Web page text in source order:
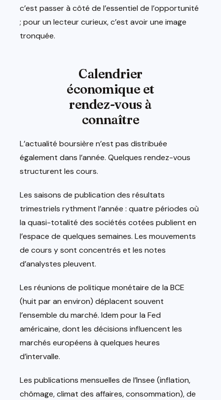
c’est passer à côté de l’essentiel de l’opportunité
; pour un lecteur curieux, c’est avoir une image
tronquée.
Calendrier
économique et
rendez-vous à
connaître
L’actualité boursière n’est pas distribuée
également dans l’année. Quelques rendez-vous
structurent les cours.
Les saisons de publication des résultats
trimestriels rythment l’année : quatre périodes où
la quasi-totalité des sociétés cotées publient en
l’espace de quelques semaines. Les mouvements
de cours y sont concentrés et les notes
d’analystes pleuvent.
Les réunions de politique monétaire de la BCE
(huit par an environ) déplacent souvent
l’ensemble du marché. Idem pour la Fed
américaine, dont les décisions influencent les
marchés européens à quelques heures
d’intervalle.
Les publications mensuelles de l’Insee (inflation,
chômage, climat des affaires, consommation), de